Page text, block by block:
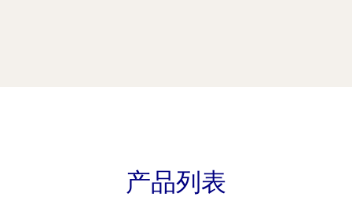
产品列表